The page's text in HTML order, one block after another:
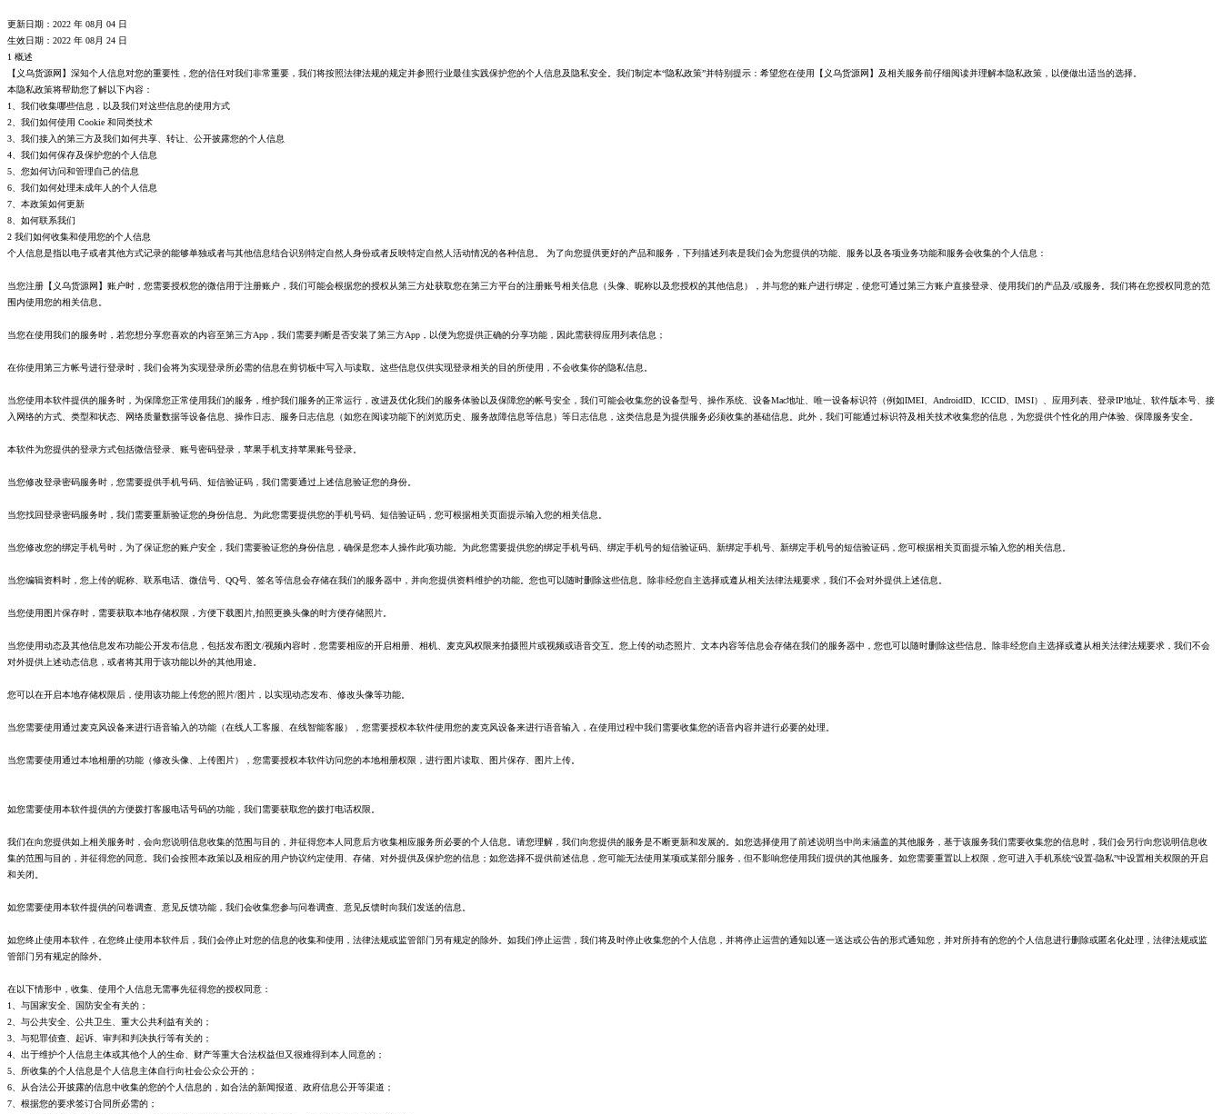
更新日期：2022 年 08月 04 日
生效日期：2022 年 08月 24 日
1 概述
【义乌货源网】深知个人信息对您的重要性，您的信任对我们非常重要，我们将按照法律法规的规定并参照行业最佳实践保护您的个人信息及隐私安全。我们制定本“隐私政策”并特别提示：希望您在使用【义乌货源网】及相关服务前仔细阅读并理解本隐私政策，以便做出适当的选择。
本隐私政策将帮助您了解以下内容：
1、我们收集哪些信息，以及我们对这些信息的使用方式
2、我们如何使用 Cookie 和同类技术
3、我们接入的第三方及我们如何共享、转让、公开披露您的个人信息
4、我们如何保存及保护您的个人信息
5、您如何访问和管理自己的信息
6、我们如何处理未成年人的个人信息
7、本政策如何更新
8、如何联系我们
2 我们如何收集和使用您的个人信息
个人信息是指以电子或者其他方式记录的能够单独或者与其他信息结合识别特定自然人身份或者反映特定自然人活动情况的各种信息。 为了向您提供更好的产品和服务，下列描述列表是我们会为您提供的功能、服务以及各项业务功能和服务会收集的个人信息：
当您注册【义乌货源网】账户时，您需要授权您的微信用于注册账户，我们可能会根据您的授权从第三方处获取您在第三方平台的注册账号相关信息（头像、昵称以及您授权的其他信息），并与您的账户进行绑定，使您可通过第三方账户直接登录、使用我们的产品及/或服务。我们将在您授权同意的范
围内使用您的相关信息。
当您在使用我们的服务时，若您想分享您喜欢的内容至第三方App，我们需要判断是否安装了第三方App，以便为您提供正确的分享功能，因此需获得应用列表信息；
在你使用第三方帐号进行登录时，我们会将为实现登录所必需的信息在剪切板中写入与读取。这些信息仅供实现登录相关的目的所使用，不会收集你的隐私信息。
当您使用本软件提供的服务时，为保障您正常使用我们的服务，维护我们服务的正常运行，改进及优化我们的服务体验以及保障您的帐号安全，我们可能会收集您的设备型号、操作系统、设备Mac地址、唯一设备标识符（例如IMEI、AndroidID、ICCID、IMSI）、应用列表、登录IP地址、软件版本号、接
入网络的方式、类型和状态、网络质量数据等设备信息、操作日志、服务日志信息（如您在阅读功能下的浏览历史、服务故障信息等信息）等日志信息，这类信息是为提供服务必须收集的基础信息。此外，我们可能通过标识符及相关技术收集您的信息，为您提供个性化的用户体验、保障服务安全。
本软件为您提供的登录方式包括微信登录、账号密码登录，苹果手机支持苹果账号登录。
当您修改登录密码服务时，您需要提供手机号码、短信验证码，我们需要通过上述信息验证您的身份。
当您找回登录密码服务时，我们需要重新验证您的身份信息。为此您需要提供您的手机号码、短信验证码，您可根据相关页面提示输入您的相关信息。
当您修改您的绑定手机号时，为了保证您的账户安全，我们需要验证您的身份信息，确保是您本人操作此项功能。为此您需要提供您的绑定手机号码、绑定手机号的短信验证码、新绑定手机号、新绑定手机号的短信验证码，您可根据相关页面提示输入您的相关信息。
当您编辑资料时，您上传的昵称、联系电话、微信号、QQ号、签名等信息会存储在我们的服务器中，并向您提供资料维护的功能。您也可以随时删除这些信息。除非经您自主选择或遵从相关法律法规要求，我们不会对外提供上述信息。
当您使用图片保存时，需要获取本地存储权限，方便下载图片,拍照更换头像的时方便存储照片。
当您使用动态及其他信息发布功能公开发布信息，包括发布图文/视频内容时，您需要相应的开启相册、相机、麦克风权限来拍摄照片或视频或语音交互。您上传的动态照片、文本内容等信息会存储在我们的服务器中，您也可以随时删除这些信息。除非经您自主选择或遵从相关法律法规要求，我们不会
对外提供上述动态信息，或者将其用于该功能以外的其他用途。
您可以在开启本地存储权限后，使用该功能上传您的照片/图片，以实现动态发布、修改头像等功能。
当您需要使用通过麦克风设备来进行语音输入的功能（在线人工客服、在线智能客服），您需要授权本软件使用您的麦克风设备来进行语音输入，在使用过程中我们需要收集您的语音内容并进行必要的处理。
当您需要使用通过本地相册的功能（修改头像、上传图片），您需要授权本软件访问您的本地相册权限，进行图片读取、图片保存、图片上传。
如您需要使用本软件提供的方便拨打客服电话号码的功能，我们需要获取您的拨打电话权限。
我们在向您提供如上相关服务时，会向您说明信息收集的范围与目的，并征得您本人同意后方收集相应服务所必要的个人信息。请您理解，我们向您提供的服务是不断更新和发展的。如您选择使用了前述说明当中尚未涵盖的其他服务，基于该服务我们需要收集您的信息时，我们会另行向您说明信息收
集的范围与目的，并征得您的同意。我们会按照本政策以及相应的用户协议约定使用、存储、对外提供及保护您的信息；如您选择不提供前述信息，您可能无法使用某项或某部分服务，但不影响您使用我们提供的其他服务。如您需要重置以上权限，您可进入手机系统“设置-隐私”中设置相关权限的开启
和关闭。
如您需要使用本软件提供的问卷调查、意见反馈功能，我们会收集您参与问卷调查、意见反馈时向我们发送的信息。
如您终止使用本软件，在您终止使用本软件后，我们会停止对您的信息的收集和使用，法律法规或监管部门另有规定的除外。如我们停止运营，我们将及时停止收集您的个人信息，并将停止运营的通知以逐一送达或公告的形式通知您，并对所持有的您的个人信息进行删除或匿名化处理，法律法规或监
管部门另有规定的除外。
在以下情形中，收集、使用个人信息无需事先征得您的授权同意：
1、与国家安全、国防安全有关的；
2、与公共安全、公共卫生、重大公共利益有关的；
3、与犯罪侦查、起诉、审判和判决执行等有关的；
4、出于维护个人信息主体或其他个人的生命、财产等重大合法权益但又很难得到本人同意的；
5、所收集的个人信息是个人信息主体自行向社会公众公开的；
6、从合法公开披露的信息中收集的您的个人信息的，如合法的新闻报道、政府信息公开等渠道；
7、根据您的要求签订合同所必需的；